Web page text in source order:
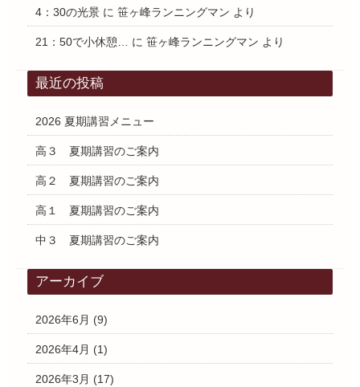
4：30の光景に 笹ヶ峰ランニングマン より
21：50で小休憩… に 笹ヶ峰ランニングマン より
最近の投稿
2026 夏期講習メニュー
高３ 夏期講習のご案内
高２ 夏期講習のご案内
高１ 夏期講習のご案内
中３ 夏期講習のご案内
アーカイブ
2026年6月 (9)
2026年4月 (1)
2026年3月 (17)